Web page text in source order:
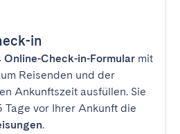
in
Online-Check-in-Formular mit
Reisenden und der
Ankunftszeit ausfüllen. Sie
Tage vor Ihrer Ankunft die
.